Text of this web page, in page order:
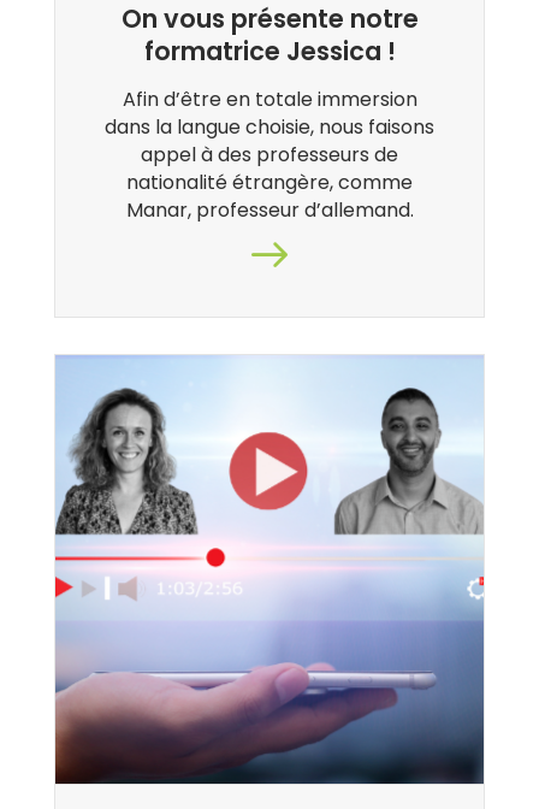
On vous présente notre
formatrice Jessica !
Afin d’être en totale immersion
dans la langue choisie, nous faisons
appel à des professeurs de
nationalité étrangère, comme
Manar, professeur d’allemand.